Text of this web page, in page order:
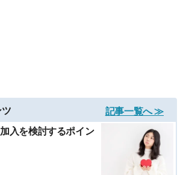
記事一覧へ ≫
入を検討するポイン